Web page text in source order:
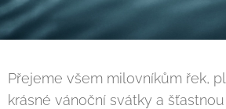
Přejeme všem milovníkům řek,
krásné vánoční svátky a